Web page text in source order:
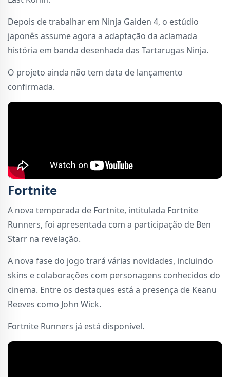
Depois de trabalhar em Ninja Gaiden 4, o estúdio
japonês assume agora a adaptação da aclamada
história em banda desenhada das Tartarugas Ninja.
O projeto ainda não tem data de lançamento
confirmada.
Fortnite
A nova temporada de Fortnite, intitulada Fortnite
Runners, foi apresentada com a participação de Ben
Starr na revelação.
A nova fase do jogo trará várias novidades, incluindo
skins e colaborações com personagens conhecidos do
cinema. Entre os destaques está a presença de Keanu
Reeves como John Wick.
Fortnite Runners já está disponível.